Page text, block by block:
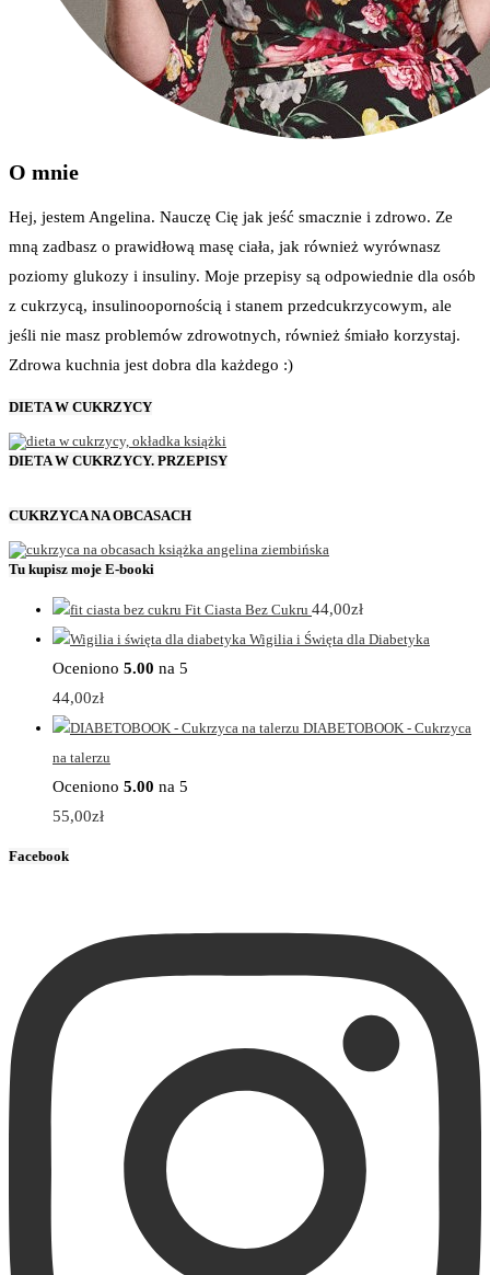
O mnie
Hej, jestem Angelina. Nauczę Cię jak jeść smacznie i zdrowo. Ze
mną zadbasz o prawidłową masę ciała, jak również wyrównasz
poziomy glukozy i insuliny. Moje przepisy są odpowiednie dla osób
z cukrzycą, insulinoopornością i stanem przedcukrzycowym, ale
jeśli nie masz problemów zdrowotnych, również śmiało korzystaj.
Zdrowa kuchnia jest dobra dla każdego :)
DIETA W CUKRZYCY
DIETA W CUKRZYCY. PRZEPISY
CUKRZYCA NA OBCASACH
Tu kupisz moje E-booki
Fit Ciasta Bez Cukru 44,00zł
Wigilia i Święta dla Diabetyka
Oceniono 5.00 na 5
44,00zł
DIABETOBOOK - Cukrzyca
na talerzu
Oceniono 5.00 na 5
55,00zł
Facebook